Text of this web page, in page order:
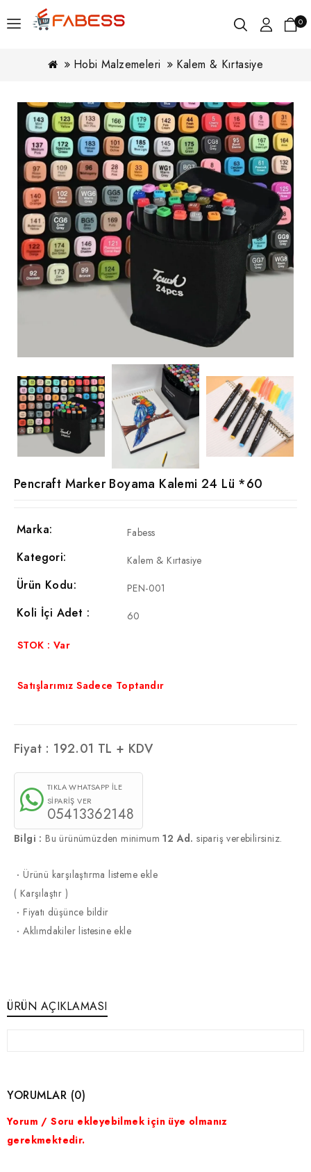
0
Hobi Malzemeleri Kalem & Kırtasiye
Pencraft Marker Boyama Kalemi 24 Lü *60
Marka: Fabess
Kategori: Kalem & Kırtasiye
Ürün Kodu: PEN-001
Koli İçi Adet : 60
STOK : Var
Satışlarımız Sadece Toptandır
Fiyat : 192.01 TL + KDV
TIKLA WHATSAPP İLE
SİPARİŞ VER
05413362148
Bilgi : Bu ürünümüzden minimum12 Ad. sipariş verebilirsiniz.
·Ürünü karşılaştırma listeme ekle
( Karşılaştır )
·Fiyatı düşünce bildir
·Aklımdakiler listesine ekle
ÜRÜN AÇIKLAMASI
YORUMLAR (0)
Yorum / Soru ekleyebilmek için üye olmanız
gerekmektedir.